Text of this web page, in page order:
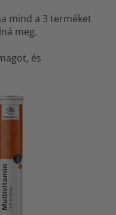
mind a 3 terméket
meg.
és